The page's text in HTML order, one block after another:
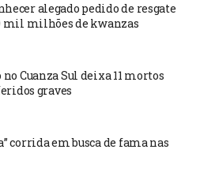
alegado pedido de resgate
mil milhões de kwanzas
Cuanza Sul deixa 11 mortos
graves
corrida em busca de fama nas